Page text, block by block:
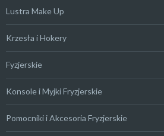
Lustra Make Up
Krzesła i Hokery
Fyzjerskie
Konsole i Myjki Fryzjerskie
Pomocniki i Akcesoria Fryzjerskie